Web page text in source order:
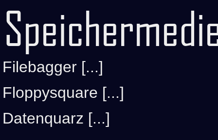
Filebagger [...]
Floppysquare [...]
Datenquarz [...]